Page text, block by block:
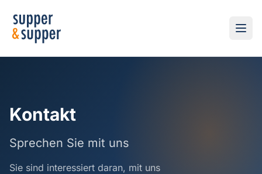
Kontakt
Sprechen Sie mit uns
Sie sind interessiert daran, mit uns